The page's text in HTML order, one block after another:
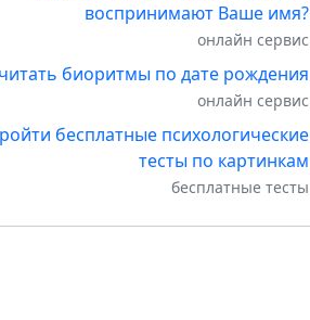
воспринимают Ваше имя?
онлайн сервис
биоритмы по дате рождения
онлайн сервис
бесплатные психологические
тесты по картинкам
бесплатные тесты